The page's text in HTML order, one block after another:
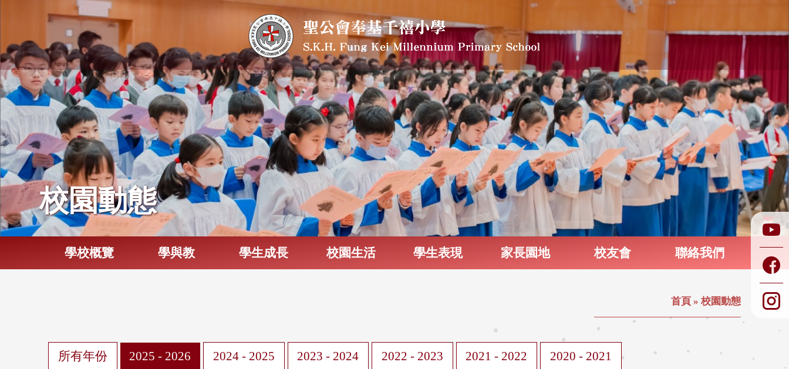
校園動態
學校概覽 學與教 學生成長 校園生活 學生表現 家長園地 校友會 聯絡我們
首頁 » 校園動態
所有年份 2025 - 2026 2024 - 2025 2023 - 2024 2022 - 2023 2021 - 2022 2020 - 2021